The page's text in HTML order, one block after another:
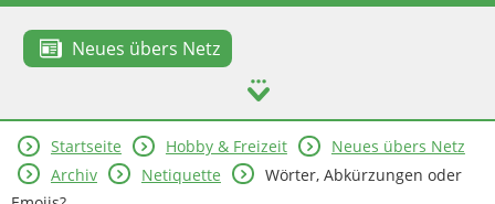
Neues übers Netz
Spiel & Spaß
Mitreden & Mitmachen
Startseite Hobby & Freizeit
Neues übers Netz
Archiv
Netiquette
Wörter, Abkürzungen oder